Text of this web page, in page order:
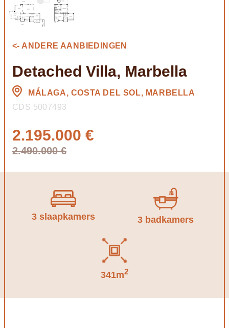
<- ANDERE AANBIEDINGEN
Detached Villa, Marbella
MÁLAGA, COSTA DEL SOL, MARBELLA
CDS 5007493
2.195.000 €
2.490.000 €
3 slaapkamers 3 badkamers
341m2